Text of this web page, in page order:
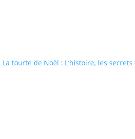
La tourte de Noël : L’histoire, les